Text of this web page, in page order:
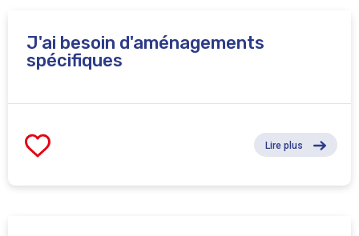
J'ai besoin d'aménagements
spécifiques
Lire plus